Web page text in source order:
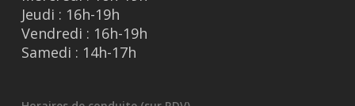
Jeudi : 16h-19h
Vendredi : 16h-19h
Samedi : 14h-17h